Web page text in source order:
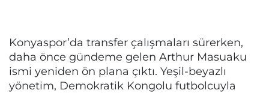
Konyaspor’da transfer çalışmaları sürerken,
daha önce gündeme gelen Arthur Masuaku
ismi yeniden ön plana çıktı. Yeşil-beyazlı
yönetim, Demokratik Kongolu futbolcuyla